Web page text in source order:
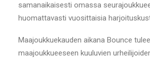
samanaikaisesti omassa
huomattavasti vuosittaisia
Maajoukkuekauden aikana Bounce
maajoukkueeseen kuuluvien